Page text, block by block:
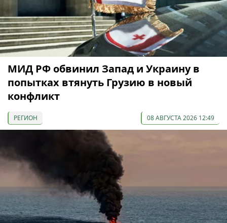
МИД РФ обвинил Запад и Украину в
попытках втянуть Грузию в новый
конфликт
РЕГИОН 08 АВГУСТА 2026 12:49